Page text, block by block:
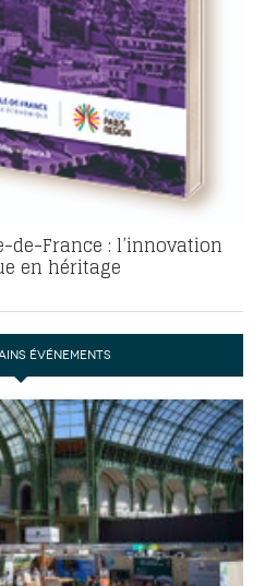
France : l’innovation
en héritage
ÉVÉNEMENTS